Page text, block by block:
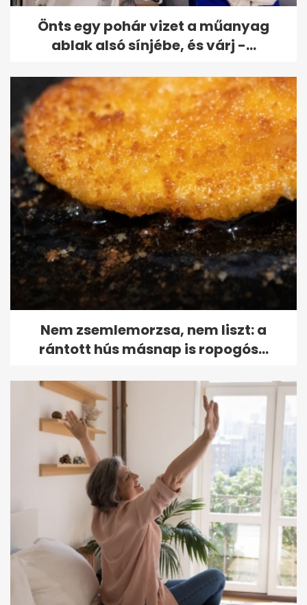
Önts egy pohár vizet a műanyag
ablak alsó sínjébe, és várj -...
Nem zsemlemorzsa, nem liszt: a
rántott hús másnap is ropogós...